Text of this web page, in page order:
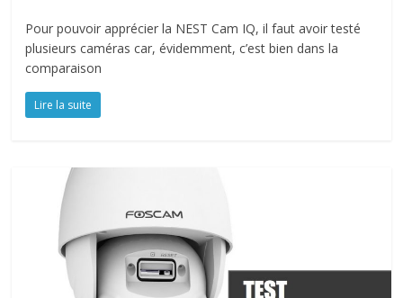
Pour pouvoir apprécier la NEST Cam IQ, il faut avoir testé
plusieurs caméras car, évidemment, c’est bien dans la
comparaison
Lire la suite